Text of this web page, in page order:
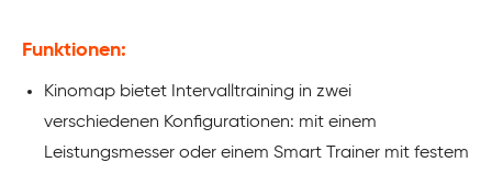
Funktionen:
Kinomap bietet Intervalltraining in zwei
verschiedenen Konfigurationen: mit einem
Leistungsmesser oder einem Smart Trainer mit festem